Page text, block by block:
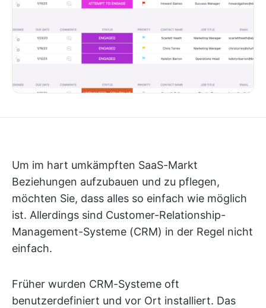
Um im hart umkämpften SaaS-Markt
Beziehungen aufzubauen und zu pflegen,
möchten Sie, dass alles so einfach wie möglich
ist. Allerdings sind Customer-Relationship-
Management-Systeme (CRM) in der Regel nicht
einfach.
Früher wurden CRM-Systeme oft
benutzerdefiniert und vor Ort installiert. Das